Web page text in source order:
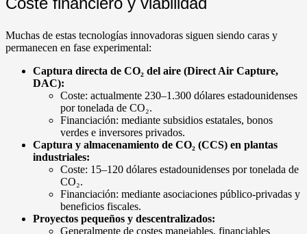
Muchas de estas tecnologías innovadoras siguen siendo caras y
permanecen en fase experimental:
Captura directa de CO₂ del aire (Direct Air Capture,
DAC):
Coste: actualmente 230–1.300 dólares estadounidenses
por tonelada de CO₂.
Financiación: mediante subsidios estatales, bonos
verdes e inversores privados.
Captura y almacenamiento de CO₂ (CCS) en plantas
industriales:
Coste: 15–120 dólares estadounidenses por tonelada de
CO₂.
Financiación: mediante asociaciones público-privadas y
beneficios fiscales.
Proyectos pequeños y descentralizados:
Generalmente de costes manejables, financiables